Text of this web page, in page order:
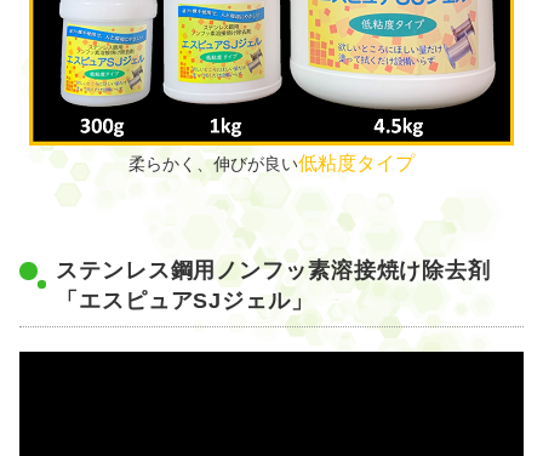
柔らかく、伸びが良い低粘度タイプ
ステンレス鋼用ノンフッ素溶接焼け除去剤
「エスピュアSJジェル」